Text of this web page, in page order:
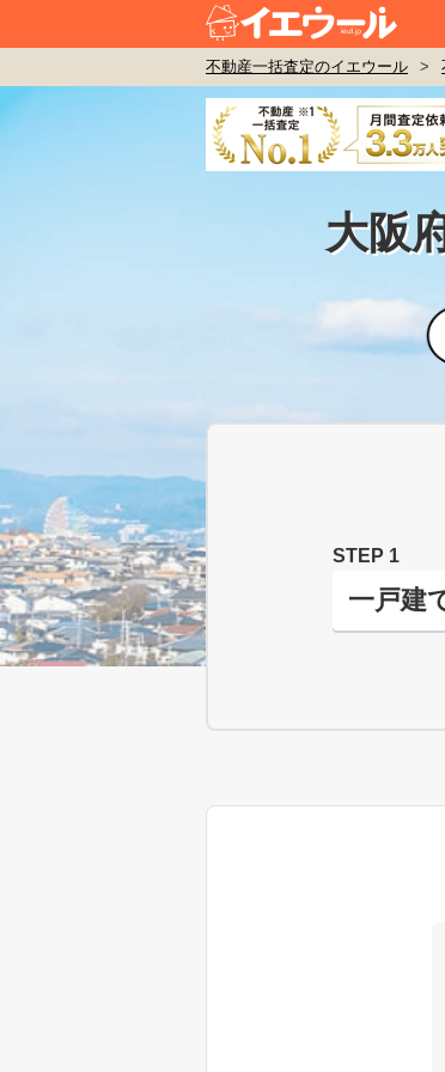
不動産一括査定のイエウール >
大阪
STEP 1